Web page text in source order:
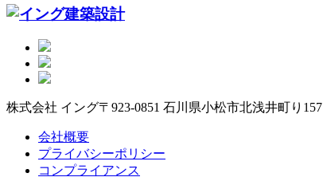
株式会社 イング〒923-0851 石川県小松市北浅井町り157
会社概要
プライバシーポリシー
コンプライアンス